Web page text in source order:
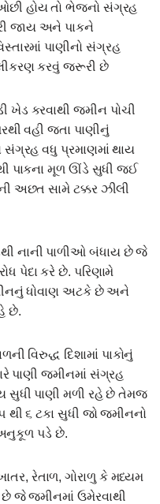
હોય તો ભેજનો સંગ્રહ
જાય અને પાકને
પાણીનો સંગ્રહ
કરવું જરૂરી છે
ખેડ કરવાથી જમીન પોચી
વહી જતા પાણીનું
વધુ પ્રમાણમાં થાય
પાકના મૂળ ઊંડે સુધી જઈ
અછત સામે ટક્કર ઝીલી
નાની પાળીઓ બંધાય છે જે
પેદા કરે છે. પરિણામે
ધોવાણ અટકે છે અને
છે.
વિરુદ્ધ દિશામાં પાકોનું
પાણી જમીનમાં સંગ્રહ
સુધી પાણી મળી રહે છે તેમજ
૬ ટકા સુધી જો જમીનનો
અનુકૂળ પડે છે.
રેતાળ, ગોરાળુ કે મધ્યમ
જે જમીનમાં ઉમેરવાથી